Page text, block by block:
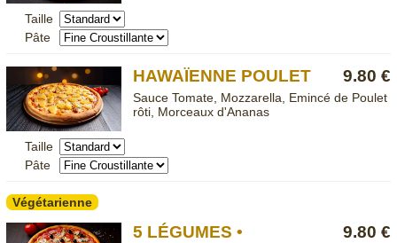
Taille
Pâte
9.80 €
HAWAÏENNE POULET
Sauce Tomate, Mozzarella, Emincé de Poulet
rôti, Morceaux d'Ananas
Taille
Pâte
Végétarienne
9.80 €
5 LÉGUMES •